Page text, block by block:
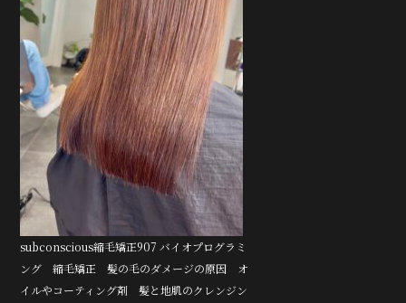
subconscious縮毛矯正907 バイオプログラミ
ング 縮毛矯正 髪の毛のダメージの原因 オ
イルやコーティング剤 髪と地肌のクレンジン